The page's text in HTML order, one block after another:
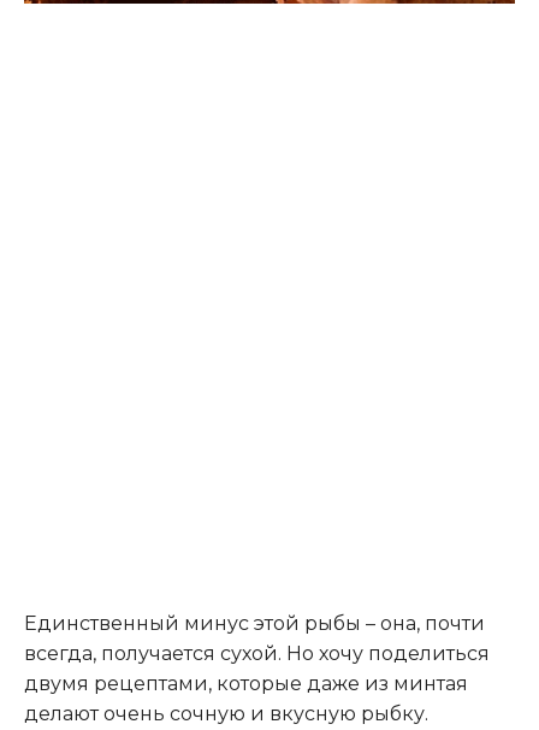
Единственный минус этой рыбы – она, почти
всегда, получается сухой. Но хочу поделиться
двумя рецептами, которые даже из минтая
делают очень сочную и вкусную рыбку.